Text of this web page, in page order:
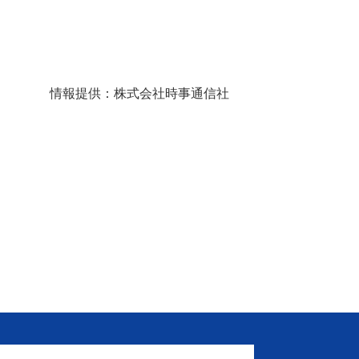
情報提供：株式会社時事通信社